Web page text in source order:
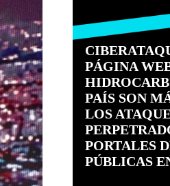
PÁGINA
PAÍS SON
LOS
PORTALES
PÚBLICAS